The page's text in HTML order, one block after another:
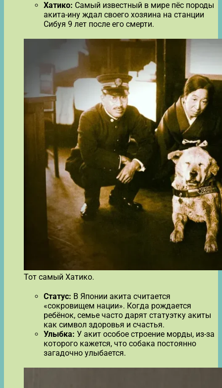
Хатико: Самый известный в мире пёс породы
акита-ину ждал своего хозяина на станции
Сибуя 9 лет после его смерти.
Тот самый Хатико.
Статус: В Японии акита считается
«сокровищем нации». Когда рождается
ребёнок, семье часто дарят статуэтку акиты
как символ здоровья и счастья.
Улыбка: У акит особое строение морды, из-за
которого кажется, что собака постоянно
загадочно улыбается.